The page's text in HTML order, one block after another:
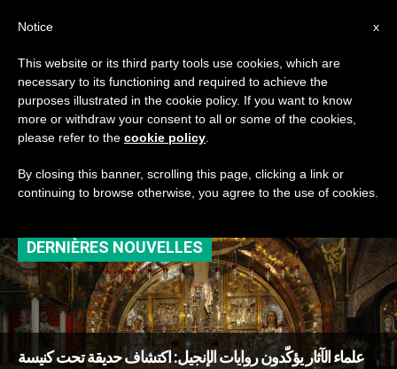
TAG
Posts Tagged ‘حفريّات
أثريّة’
DERNIÈRES NOUVELLES
علماء الآثار يؤكّدون روايات الإنجيل: اكتشاف حديقة تحت كنيسة
x
Notice
This website or its third party tools use cookies, which are
necessary to its functioning and required to achieve the
purposes illustrated in the cookie policy. If you want to know
more or withdraw your consent to all or some of the cookies,
please refer to the cookie policy
By closing this banner, scrolling this page, clicking a link or
continuing to browse otherwise, you agree to the use of cookies.